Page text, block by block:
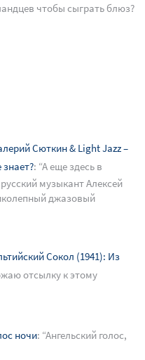
чтобы сыграть блюз?
Сюткин & Light Jazz –
знает?: “А еще здесь в
музыкант Алексей
джазовый
Сокол (1941): Из
отсылку к этому
ночи: “Ангельский голос,